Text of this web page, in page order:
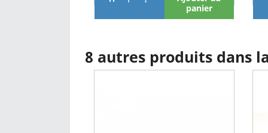
panier
8 autres produits dans